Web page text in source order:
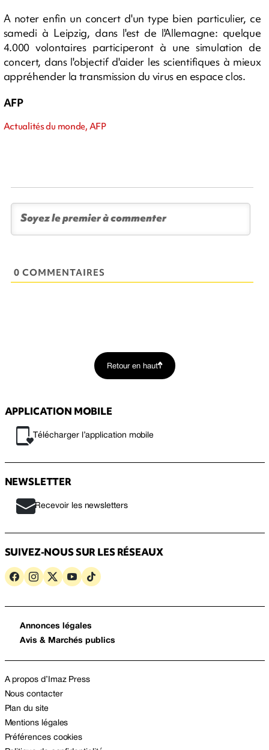
A noter enfin un concert d'un type bien particulier, ce
samedi à Leipzig, dans l'est de l'Allemagne: quelque
4.000 volontaires participeront à une simulation de
concert, dans l'objectif d'aider les scientifiques à mieux
appréhender la transmission du virus en espace clos.
AFP
Actualités du monde, AFP
0 COMMENTAIRES
Retour en haut
APPLICATION MOBILE
Télécharger l’application mobile
NEWSLETTER
Recevoir les newsletters
SUIVEZ-NOUS SUR LES RÉSEAUX
Annonces légales
Avis & Marchés publics
A propos d’Imaz Press
Nous contacter
Plan du site
Mentions légales
Préférences cookies